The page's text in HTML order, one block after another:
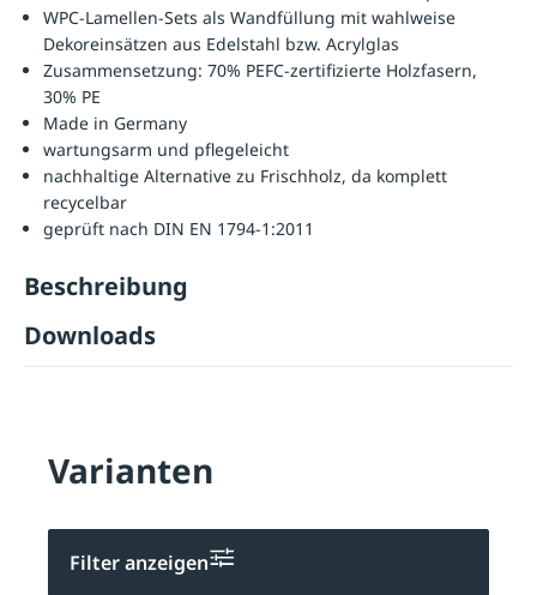
WPC-Lamellen-Sets als Wandfüllung mit wahlweise
Dekoreinsätzen aus Edelstahl bzw. Acrylglas
Zusammensetzung: 70% PEFC-zertifizierte Holzfasern,
30% PE
Made in Germany
wartungsarm und pflegeleicht
nachhaltige Alternative zu Frischholz, da komplett
recycelbar
geprüft nach DIN EN 1794-1:2011
Beschreibung
Downloads
Varianten
Filter anzeigen